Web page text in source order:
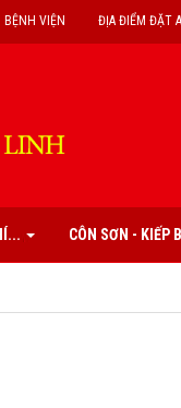
ĐỊA ĐIỂM ĐẶT
BỆNH VIỆN
CÔN SƠN - KIẾP